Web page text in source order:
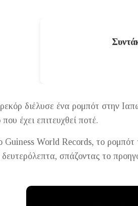
διέλυσε ένα ρομπότ στην
έχει επιτευχθεί ποτέ.
Guiness World Records, το
δευτερόλεπτα, σπάζοντας το